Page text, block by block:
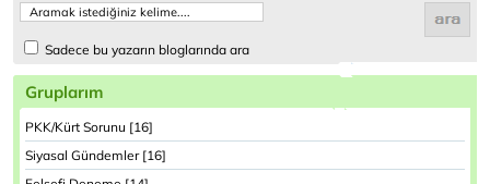
Sadece bu yazarın bloglarında ara
Gruplarım
PKK/Kürt Sorunu [16]
Siyasal Gündemler [16]